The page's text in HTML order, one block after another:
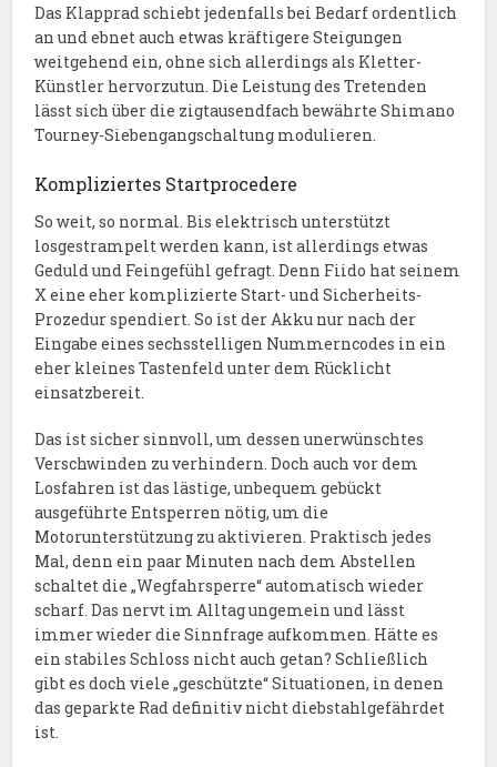
Das Klapprad schiebt jedenfalls bei Bedarf ordentlich
an und ebnet auch etwas kräftigere Steigungen
weitgehend ein, ohne sich allerdings als Kletter-
Künstler hervorzutun. Die Leistung des Tretenden
lässt sich über die zigtausendfach bewährte Shimano
Tourney-Siebengangschaltung modulieren.
Kompliziertes Startprocedere
So weit, so normal. Bis elektrisch unterstützt
losgestrampelt werden kann, ist allerdings etwas
Geduld und Feingefühl gefragt. Denn Fiido hat seinem
X eine eher komplizierte Start- und Sicherheits-
Prozedur spendiert. So ist der Akku nur nach der
Eingabe eines sechsstelligen Nummerncodes in ein
eher kleines Tastenfeld unter dem Rücklicht
einsatzbereit.
Das ist sicher sinnvoll, um dessen unerwünschtes
Verschwinden zu verhindern. Doch auch vor dem
Losfahren ist das lästige, unbequem gebückt
ausgeführte Entsperren nötig, um die
Motorunterstützung zu aktivieren. Praktisch jedes
Mal, denn ein paar Minuten nach dem Abstellen
schaltet die „Wegfahrsperre“ automatisch wieder
scharf. Das nervt im Alltag ungemein und lässt
immer wieder die Sinnfrage aufkommen. Hätte es
ein stabiles Schloss nicht auch getan? Schließlich
gibt es doch viele „geschützte“ Situationen, in denen
das geparkte Rad definitiv nicht diebstahlgefährdet
ist.